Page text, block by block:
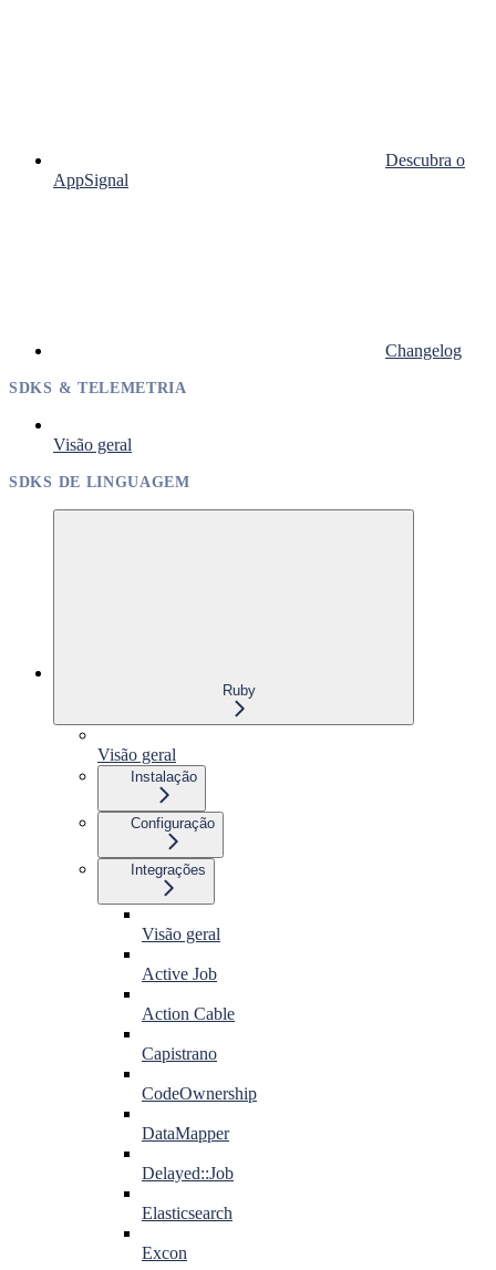
Descubra o
AppSignal
Changelog
SDKS & TELEMETRIA
Visão geral
SDKS DE LINGUAGEM
Ruby
Visão geral
Instalação
Configuração
Integrações
Visão geral
Active Job
Action Cable
Capistrano
CodeOwnership
DataMapper
Delayed::Job
Elasticsearch
Excon